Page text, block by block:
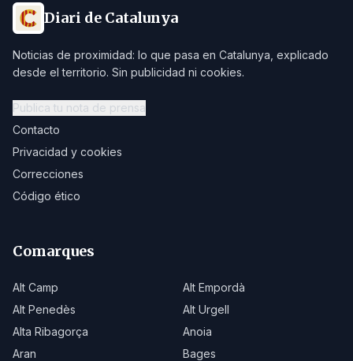
Diari de Catalunya
Noticias de proximidad: lo que pasa en Catalunya, explicado
desde el territorio. Sin publicidad ni cookies.
Publica tu nota de prensa
Contacto
Privacidad y cookies
Correcciones
Código ético
Comarques
Alt Camp
Alt Empordà
Alt Penedès
Alt Urgell
Alta Ribagorça
Anoia
Aran
Bages